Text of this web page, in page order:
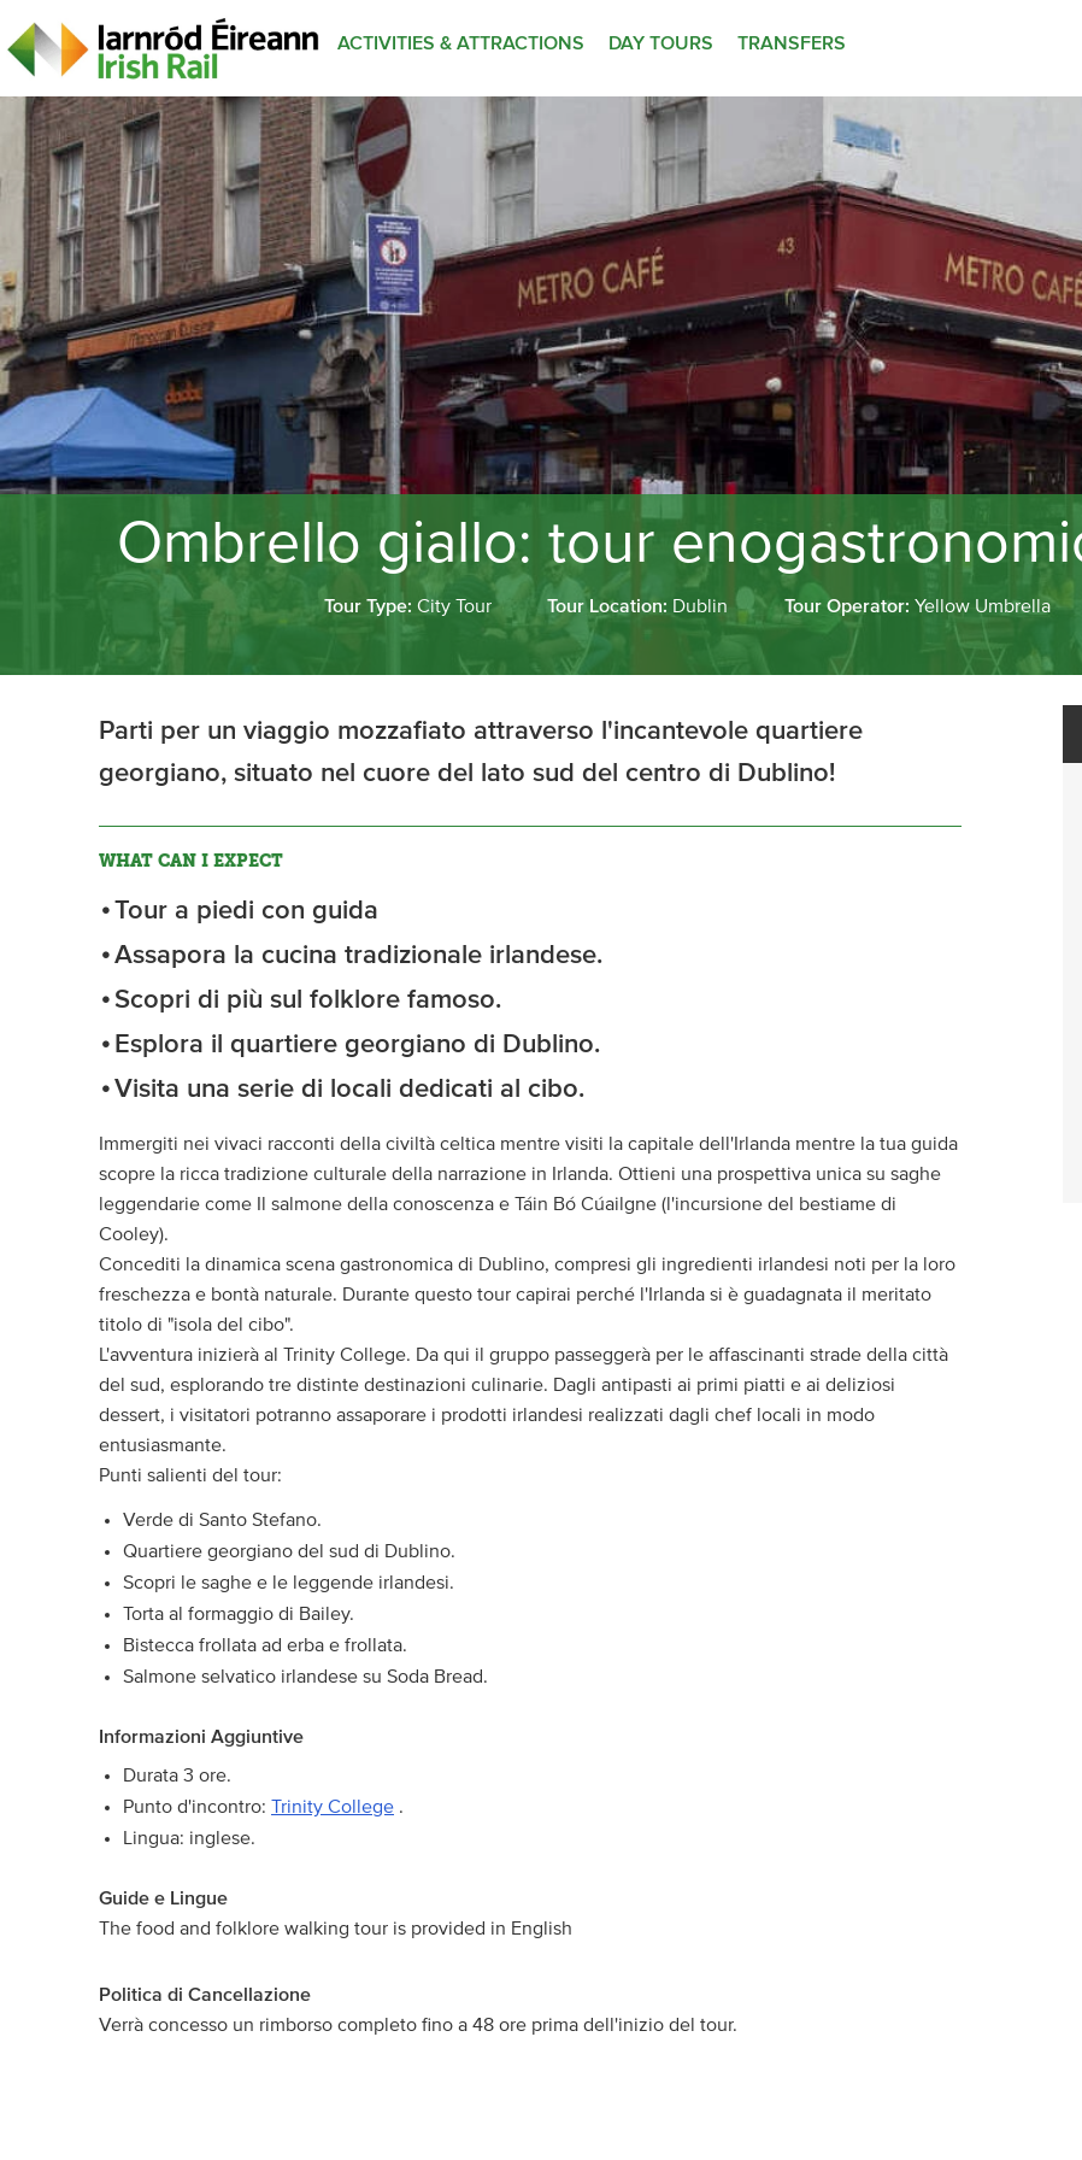
ACTIVITIES & ATTRACTIONS DAY TOURS TRANSFERS
Ombrello giallo: tour
Tour Type: City Tour Tour Location: Dublin Tour Operator: Yellow Umbrella
Parti per un viaggio mozzafiato attraverso l'incantevole quartiere
georgiano, situato nel cuore del lato sud del centro di Dublino!
WHAT CAN I EXPECT
Tour a piedi con guida
Assapora la cucina tradizionale irlandese.
Scopri di più sul folklore famoso.
Esplora il quartiere georgiano di Dublino.
Visita una serie di locali dedicati al cibo.
Immergiti nei vivaci racconti della civiltà celtica mentre visiti la capitale dell'Irlanda mentre la tua guida
scopre la ricca tradizione culturale della narrazione in Irlanda. Ottieni una prospettiva unica su saghe
leggendarie come Il salmone della conoscenza e Táin Bó Cúailgne (l'incursione del bestiame di
Cooley).
Concediti la dinamica scena gastronomica di Dublino, compresi gli ingredienti irlandesi noti per la loro
freschezza e bontà naturale. Durante questo tour capirai perché l'Irlanda si è guadagnata il meritato
titolo di "isola del cibo".
L'avventura inizierà al Trinity College. Da qui il gruppo passeggerà per le affascinanti strade della città
del sud, esplorando tre distinte destinazioni culinarie. Dagli antipasti ai primi piatti e ai deliziosi
dessert, i visitatori potranno assaporare i prodotti irlandesi realizzati dagli chef locali in modo
entusiasmante.
Punti salienti del tour:
Verde di Santo Stefano.
Quartiere georgiano del sud di Dublino.
Scopri le saghe e le leggende irlandesi.
Torta al formaggio di Bailey.
Bistecca frollata ad erba e frollata.
Salmone selvatico irlandese su Soda Bread.
Informazioni Aggiuntive
Durata 3 ore.
Punto d'incontro: Trinity College .
Lingua: inglese.
Guide e Lingue
The food and folklore walking tour is provided in English
Politica di Cancellazione
Verrà concesso un rimborso completo fino a 48 ore prima dell'inizio del tour.